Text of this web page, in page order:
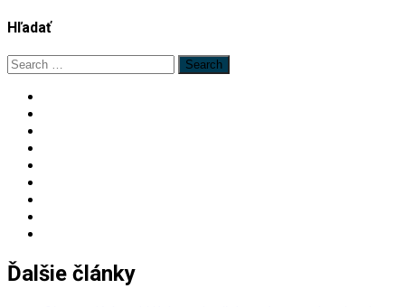
Hľadať
Search
for:
Ďalšie články